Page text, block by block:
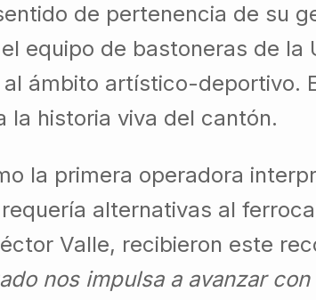
de pertenencia de su
equipo de bastoneras de la
ámbito artístico-deportivo.
la historia viva del cantón.
la primera operadora
alternativas al
Valle, recibieron este
nos impulsa a avanzar